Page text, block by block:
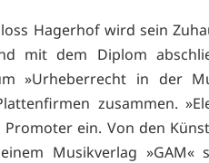
Hagerhof wird sein
mit dem Diplom
»Urheberrecht in der
zusammen.
ein. Von den
Musikverlag